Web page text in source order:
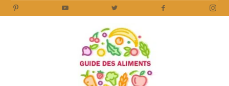
Aliments